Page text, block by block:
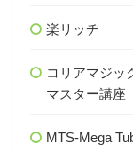
楽リッチ
コリアマジ
マスター講座
MTS-Mega